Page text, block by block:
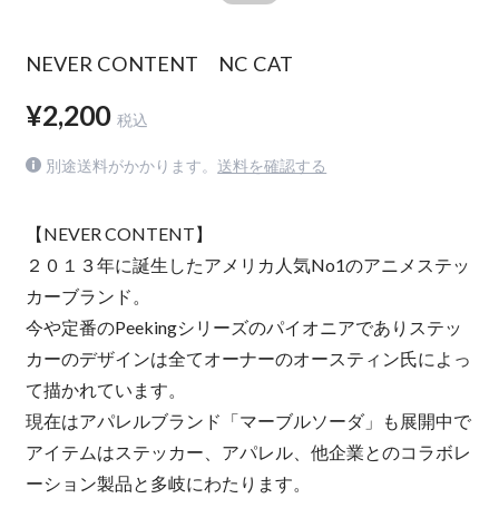
NEVER CONTENT NC CAT
¥2,200 税込
別途送料がかかります。 送料を確認する
【NEVER CONTENT】
２０１３年に誕生したアメリカ人気No1のアニメステッ
カーブランド。
今や定番のPeekingシリーズのパイオニアでありステッ
カーのデザインは全てオーナーのオースティン氏によっ
て描かれています。
現在はアパレルブランド「マーブルソーダ」も展開中で
アイテムはステッカー、アパレル、他企業とのコラボレ
ーション製品と多岐にわたります。